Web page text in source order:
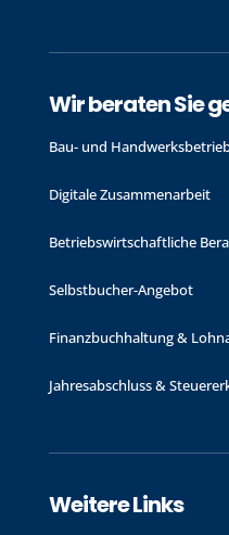
Wir beraten Sie
Bau- und
Digitale Zusammenarbeit
Betriebswirtschaftliche
Selbstbucher-Angebot
Finanzbuchhaltung &
Jahres­abschluss &
Weitere Links